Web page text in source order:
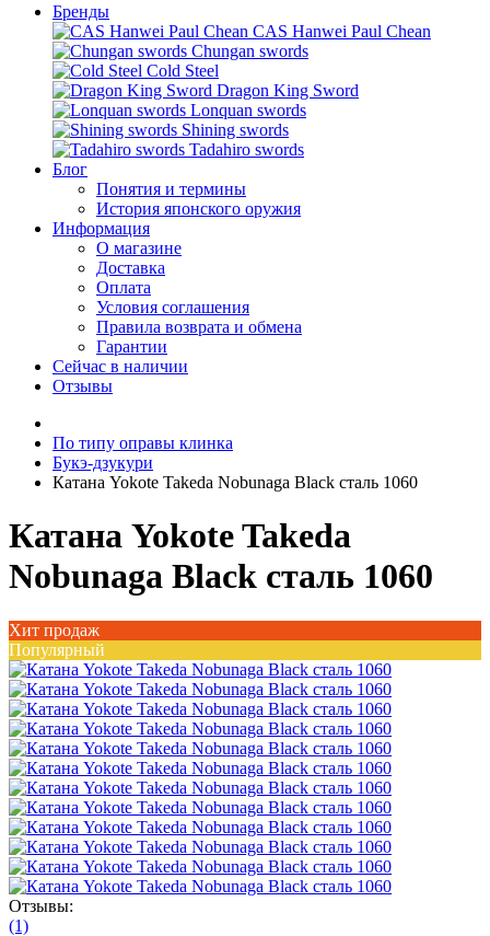
Бренды
CAS Hanwei Paul Chean
Chungan swords
Cold Steel
Dragon King Sword
Lonquan swords
Shining swords
Tadahiro swords
Блог
Понятия и термины
История японского оружия
Информация
О магазине
Доставка
Оплата
Условия соглашения
Правила возврата и обмена
Гарантии
Сейчас в наличии
Отзывы
По типу оправы клинка
Букэ-дзукури
Катана Yokote Takeda Nobunaga Black сталь 1060
Катана Yokote Takeda
Nobunaga Black сталь 1060
Хит продаж
Популярный
Отзывы:
(1)